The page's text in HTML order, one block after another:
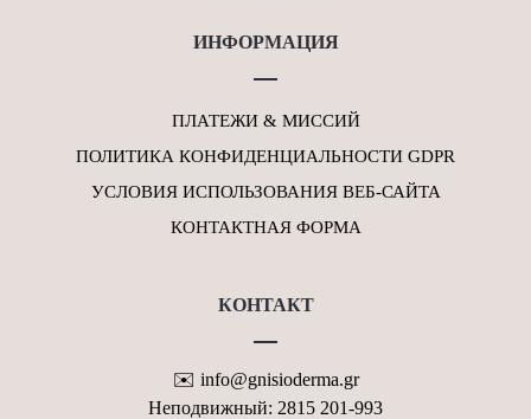
ИНФОРМАЦИЯ
ПЛАТЕЖИ & МИССИЙ
ПОЛИТИКА КОНФИДЕНЦИАЛЬНОСТИ GDPR
УСЛОВИЯ ИСПОЛЬЗОВАНИЯ ВЕБ-САЙТА
КОНТАКТНАЯ ФОРМА
КОНТАКТ
✉️ info@gnisioderma.gr
Неподвижный: 2815 201-993